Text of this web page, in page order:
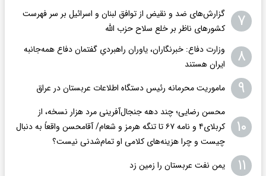
۷
گزارش‌های ضد و نقیض از توافق لبنان و اسرائیل بر سر فهرست
کشورهای ناظر بر خلع سلاح حزب الله
۸
وزارت دفاع: خبرنگاران، یاوران راهبردیِ گفتمان دفاع همه‌جانبه
ایران هستند
۹ ماموریت محرمانه رئیس دستگاه اطلاعات عربستان در عراق
۱۰
محسن رضایی؛ چند دهه جنجال‌آفرینی مرد هزار نسخه، از
کربلای۴ و نامه ۶۷ تا تنگه هرمز و شعام/ آقا‌محسن واقعاً به دنبال
چیست و چرا هزینه‌های کلامی او تمام‌شدنی نیست؟
۱۱ یمن نفت عربستان را زمین زد